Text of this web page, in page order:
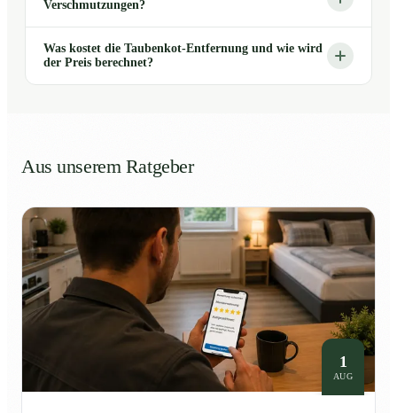
Verschmutzungen?
Was kostet die Taubenkot-Entfernung und wie wird
der Preis berechnet?
Aus unserem Ratgeber
1
AUG